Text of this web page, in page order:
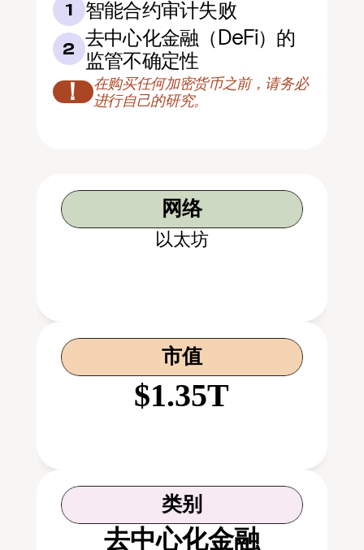
1 智能合约审计失败
2 去中心化金融（DeFi）的
监管不确定性
！
在购买任何加密货币之前，请务必
进行自己的研究。
网络
以太坊
市值
$1.35T
类别
去中心化金融